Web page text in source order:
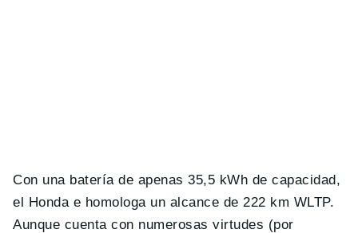
Con una batería de apenas 35,5 kWh de capacidad,
el Honda e homologa un alcance de 222 km WLTP.
Aunque cuenta con numerosas virtudes (por